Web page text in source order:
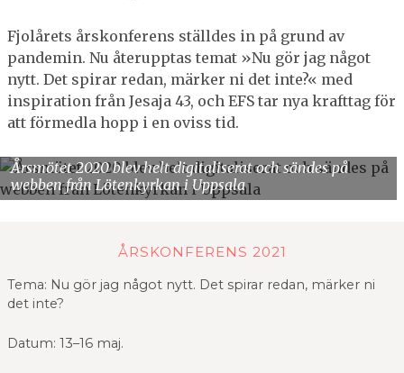
Fjolårets årskonferens ställdes in på grund av
pandemin. Nu återupptas temat »Nu gör jag något
nytt. Det spirar redan, märker ni det inte?« med
inspiration från Jesaja 43, och EFS tar nya krafttag för
att förmedla hopp i en oviss tid.
Årsmötet 2020 blev helt digitaliserat och sändes på
webben från Lötenkyrkan i Uppsala
ÅRS­KONFERENS 2021
Tema: Nu gör jag något nytt. Det spirar redan, märker ni
det inte?
Datum: 13–16 maj.